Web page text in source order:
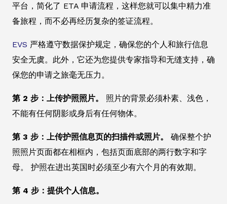
平台，简化了 ETA 申请流程，这样您就可以集中精力准
备旅程，而不必再经历复杂的签证流程。
EVS 严格遵守数据保护规定，确保您的个人和旅行信息
安全无虞。此外，它还为您提供专家指导和无缝支持，确
保您的申请之旅毫无压力。
第 2 步：上传护照照片。 照片的背景必须朴素、浅色，
不能有任何阴影或身后有任何物体。
第 3 步：上传护照信息页的扫描件或照片。 确保整个护
照照片页面都在相框内，包括页面底部的两行数字和字
母。 护照在进出英国时必须至少有六个月的有效期。
第 4 步：提供个人信息。